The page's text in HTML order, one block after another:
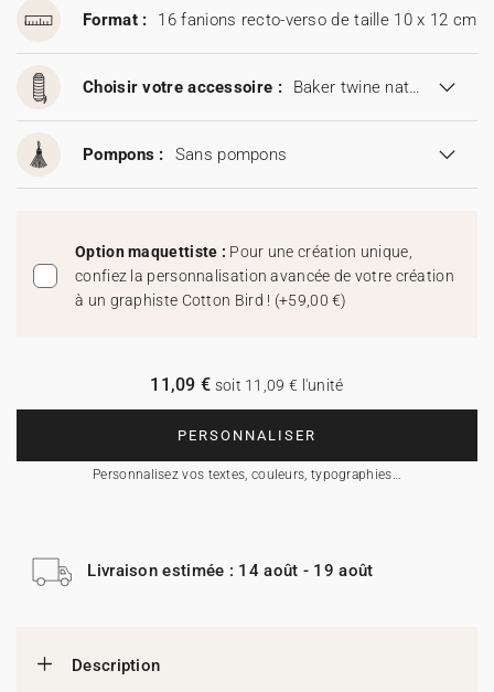
Format : 16 fanions recto-verso de taille 10 x 12 cm
Choisir votre accessoire : Baker twine naturel
Pompons : Sans pompons
Option maquettiste : Pour une création unique,
confiez la personnalisation avancée de votre création
à un graphiste Cotton Bird ! (+59,00 €)
PERSONNALISER
Personnalisez vos textes, couleurs, typographies…
11,09 € soit 11,09 € l'unité
Livraison estimée : 14 août - 19 août
Description